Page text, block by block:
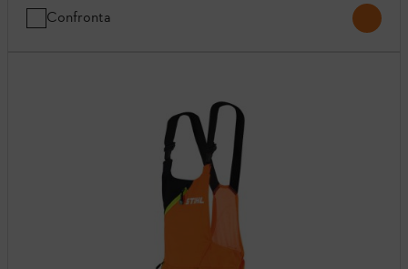
Confronta